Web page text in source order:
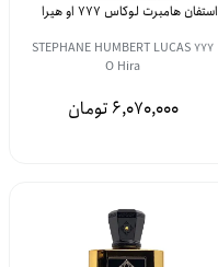
استفان هامبرت لوکاس 777 او هیرا
STEPHANE HUMBERT LUCAS 777
O Hira
6,070,000